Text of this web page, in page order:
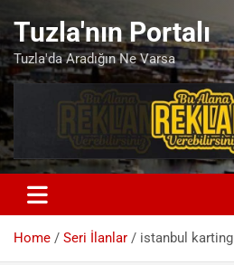
content
Tuzla'nın Portalı
Tuzla'da Aradığın Ne Varsa
Home Seri İlanlar istanbul karting